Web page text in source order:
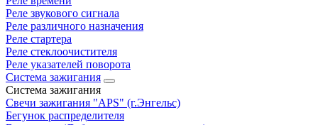
Реле звукового сигнала
Реле различного назначения
Реле стартера
Реле стеклоочистителя
Реле указателей поворота
Система зажигания
Система зажигания
Свечи зажигания "APS" (г.Энгельс)
Бегунок распределителя